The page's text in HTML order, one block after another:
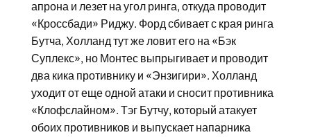
апрона и лезет на угол ринга, откуда проводит
«Кроссбади» Риджу. Форд сбивает с края ринга
Бутча, Холланд тут же ловит его на «Бэк
Суплекс», но Монтес выпрыгивает и проводит
два кика противнику и «Энзигири». Холланд
уходит от еще одной атаки и сносит противника
«Клофслайном». Тэг Бутчу, который атакует
обоих противников и выпускает напарника